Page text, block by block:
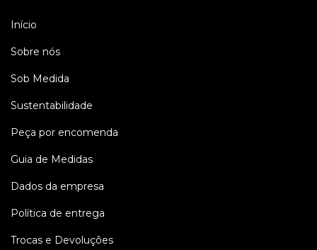
Início
Sobre nós
Sob Medida
Sustentabilidade
Peça por encomenda
Guia de Medidas
Dados da empresa
Política de entrega
Trocas e Devoluções